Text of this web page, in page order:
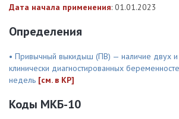
Дата начала применения: 01.01.2023
Определения
• Привычный выкидыш (ПВ) — наличие двух
клинически диагностированных
недель [см. в КР]
Коды МКБ-10